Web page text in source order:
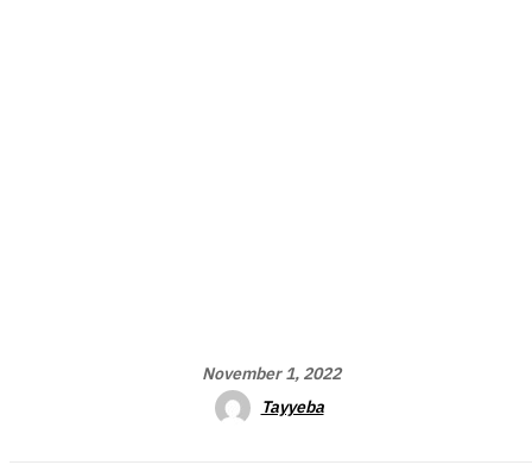
November 1, 2022
Tayyeba